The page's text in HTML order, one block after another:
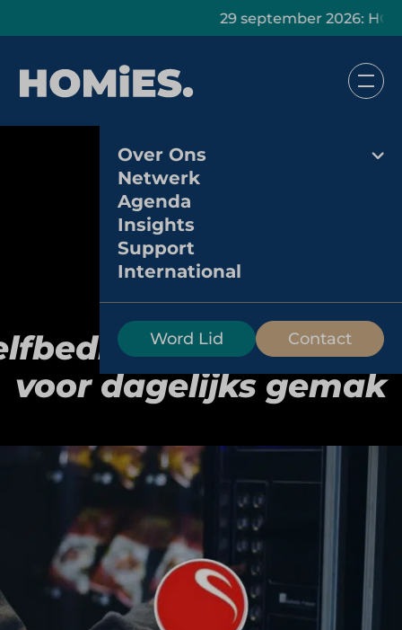
29 september 2026:
Over Ons
Netwerk
Agenda
Insights
Support
International
Word Lid Contact
Selecta:
voor dagelijks gemak
Selecta is het toonaangevende routegebaseerde
zelfbedieningsdistributienetwerk van Europa. De
organisatie biedt innovatieve
gemaksvoedingsdiensten en koffiemerken voor
bedrijven en publieke omgevingen. Dagelijks
bedient Selecta miljoenen mensen met volledig